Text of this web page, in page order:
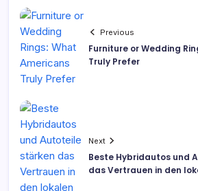
Previous
Furniture or Wedding
Truly Prefer
Next
Beste Hybridautos und
das Vertrauen in den